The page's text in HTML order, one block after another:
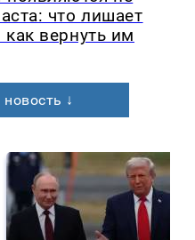
что лишает
как вернуть им
↓